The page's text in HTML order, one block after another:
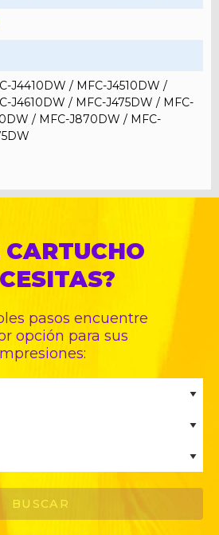
J4410DW / MFC-J4510DW /
J4610DW / MFC-J475DW / MFC-
/ MFC-J870DW / MFC-
CARTUCHO
pasos encuentre
opción para sus